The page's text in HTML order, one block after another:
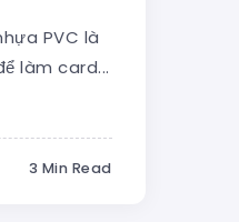
PVC là
làm card...
3 Min Read